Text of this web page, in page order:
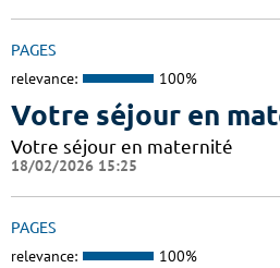
PAGES
relevance: 100%
Votre séjour en
Votre séjour en maternité
18/02/2026 15:25
PAGES
relevance: 100%